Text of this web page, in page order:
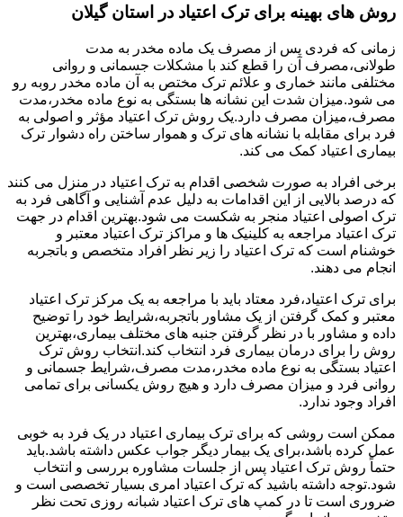
روش های بهینه برای ترک اعتیاد در استان گیلان
زمانی که فردی پس از مصرف یک ماده مخدر به مدت
طولانی،مصرف آن را قطع کند با مشکلات جسمانی و روانی
مختلفی مانند خماری و علائم ترک مختص به آن ماده مخدر روبه رو
می شود.میزان شدت این نشانه ها بستگی به نوع ماده مخدر،مدت
مصرف،میزان مصرف دارد.یک روش ترک اعتیاد مؤثر و اصولی به
فرد برای مقابله با نشانه های ترک و هموار ساختن راه دشوار ترک
بیماری اعتیاد کمک می کند.
برخی افراد به صورت شخصی اقدام به ترک اعتیاد در منزل می کنند
که درصد بالایی از این اقدامات به دلیل عدم آشنایی و آگاهی فرد به
ترک اصولی اعتیاد منجر به شکست می شود.بهترین اقدام در جهت
ترک اعتیاد مراجعه به کلینیک ها و مراکز ترک اعتیاد معتبر و
خوشنام است که ترک اعتیاد را زیر نظر افراد متخصص و باتجربه
انجام می دهند.
برای ترک اعتیاد،فرد معتاد باید با مراجعه به یک مرکز ترک اعتیاد
معتبر و کمک گرفتن از یک مشاور باتجربه،شرایط خود را توضیح
داده و مشاور با در نظر گرفتن جنبه های مختلف بیماری،بهترین
روش را برای درمان بیماری فرد انتخاب کند.انتخاب روش ترک
اعتیاد بستگی به نوع ماده مخدر،مدت مصرف،شرایط جسمانی و
روانی فرد و میزان مصرف دارد و هیچ روش یکسانی برای تمامی
افراد وجود ندارد.
ممکن است روشی که برای ترک بیماری اعتیاد در یک فرد به خوبی
عمل کرده باشد،برای یک بیمار دیگر جواب عکس داشته باشد.باید
حتماً روش ترک اعتیاد پس از جلسات مشاوره بررسی و انتخاب
شود.توجه داشته باشید که ترک اعتیاد امری بسیار تخصصی است و
ضروری است تا در کمپ های ترک اعتیاد شبانه روزی تحت نظر